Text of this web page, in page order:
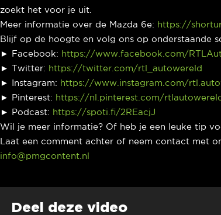
zoekt het voor je uit.
Meer informatie over de Mazda 6e:
https://
Blijf op de hoogte en volg ons op onderstaande
► Facebook:
https://www.facebook.com/
► Twitter:
https://twitter.com/rtl_autowereld
► Instagram:
https://www.instagram.com/
► Pinterest:
https://nl.pinterest.com/
► Podcast:
https://spoti.fi/2REacjJ
Wil je meer informatie? Of heb je een leuke tip
Laat een comment achter of neem contact met
info@pmgcontent.nl
Deel deze video